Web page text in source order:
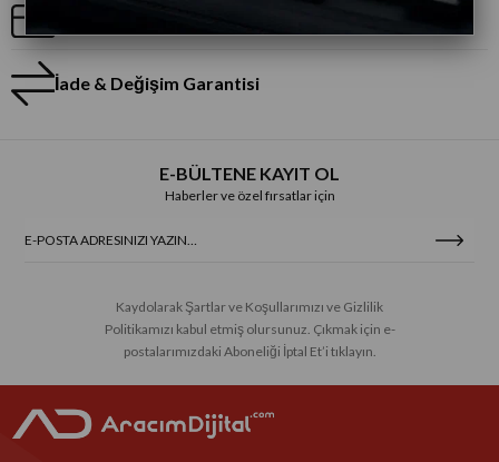
İade & Değişim Garantisi
E-BÜLTENE KAYIT OL
Haberler ve özel fırsatlar için
Kaydolarak Şartlar ve Koşullarımızı ve Gizlilik
Politikamızı kabul etmiş olursunuz. Çıkmak için e-
postalarımızdaki Aboneliği İptal Et’i tıklayın.